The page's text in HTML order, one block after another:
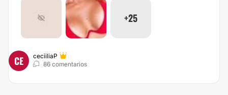
+25
CE
ceciiliaP
86 comentarios